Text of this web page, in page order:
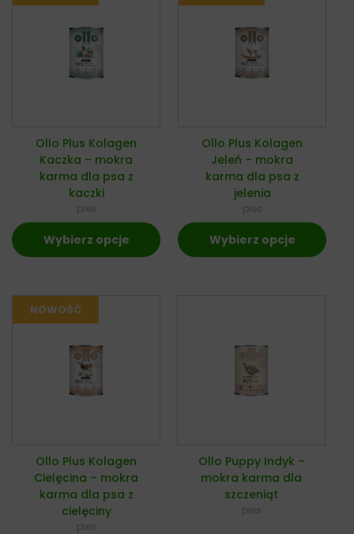
Ollo Plus Kolagen
Kaczka – mokra
karma dla psa z
kaczki
pies
Wybierz opcje
Ollo Plus Kolagen
Jeleń – mokra
karma dla psa z
jelenia
pies
Wybierz opcje
Ollo Plus Kolagen
Cielęcina – mokra
karma dla psa z
cielęciny
pies
Ollo Puppy Indyk –
mokra karma dla
szczeniąt
pies